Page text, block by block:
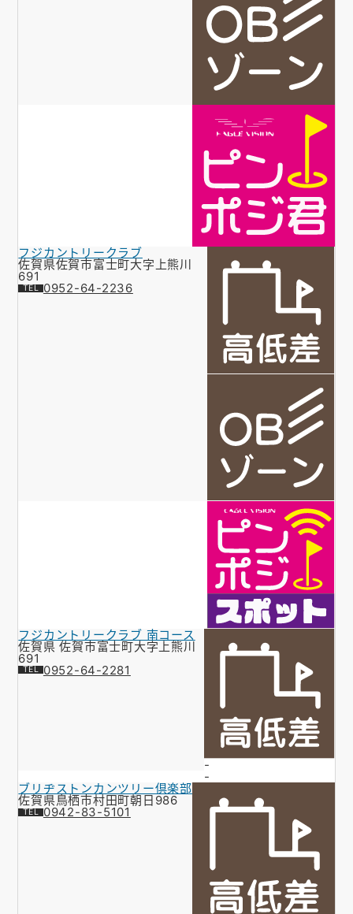
フジカントリークラブ
佐賀県佐賀市富士町大字上熊川
691
0952-64-2236
フジカントリークラブ 南コース
佐賀県 佐賀市富士町大字上熊川
691
0952-64-2281
-
-
ブリヂストンカンツリー倶楽部
佐賀県鳥栖市村田町朝日986
0942-83-5101